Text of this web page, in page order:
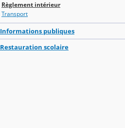
Règlement intérieur
Transport
Informations publiques
Restauration scolaire